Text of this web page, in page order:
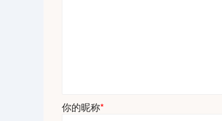
你的昵称*